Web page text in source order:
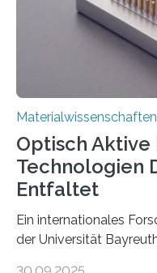
Materialwissenschaften
Optisch
Technologien
Entfaltet
Ein internationales
der Universität